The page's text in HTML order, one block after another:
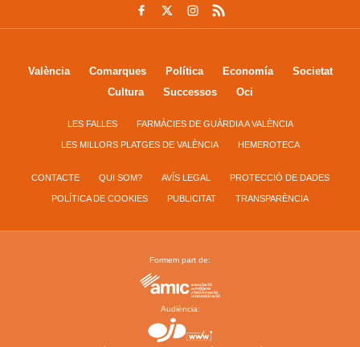
València Comarques Política Economía
Societat
Cultura
Successos Oci
LES FALLES FARMÀCIES DE GUÀRDIA A VALÈNCIA
LES MILLORS PLATGES DE VALÈNCIA HEMEROTECA
CONTACTE QUI SOM? AVÍS LEGAL PROTECCIÓ DE DADES
POLÍTICA DE COOKIES PUBLICITAT TRANSPARÈNCIA
Formem part de:
Audiència: